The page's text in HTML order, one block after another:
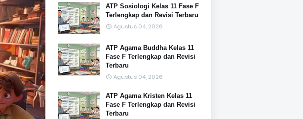
ATP Sosiologi Kelas 11 Fase F
Terlengkap dan Revisi Terbaru
Agustus 04, 2026
ATP Agama Buddha Kelas 11
Fase F Terlengkap dan Revisi
Terbaru
Agustus 04, 2026
ATP Agama Kristen Kelas 11
Fase F Terlengkap dan Revisi
Terbaru